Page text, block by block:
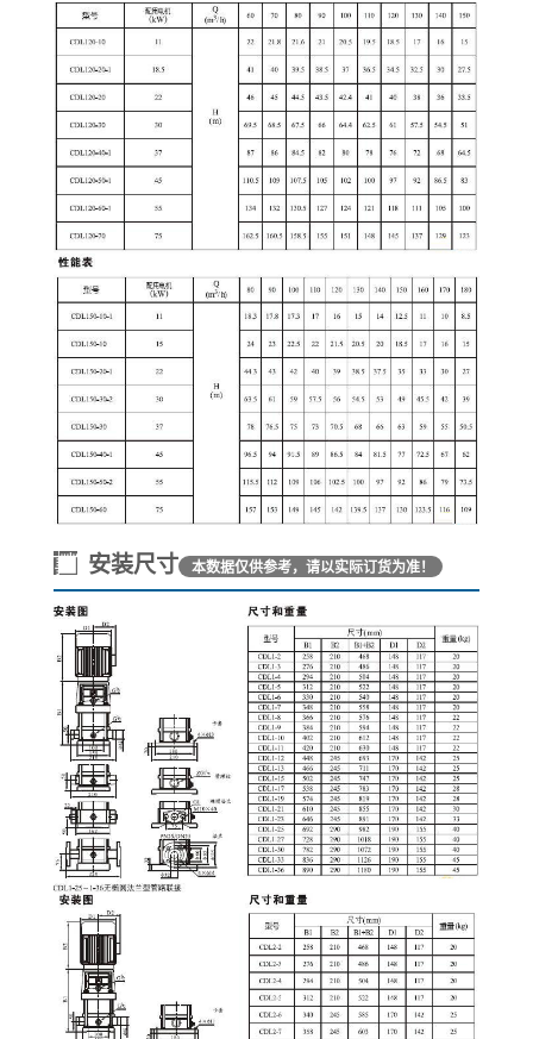
安装尺寸 本数据仅供参考，请以实际订货为准！